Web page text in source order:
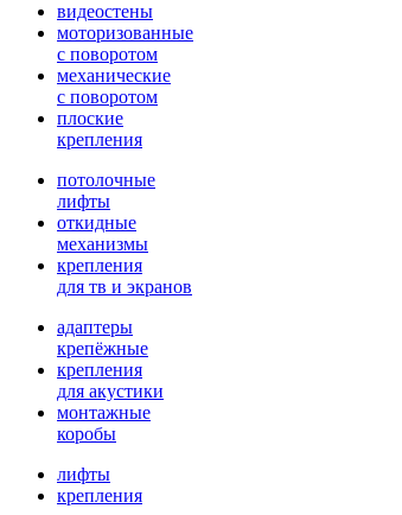
видеостены
моторизованные
с поворотом
механические
с поворотом
плоские
крепления
потолочные
лифты
откидные
механизмы
крепления
для тв и экранов
адаптеры
крепёжные
крепления
для акустики
монтажные
коробы
лифты
крепления